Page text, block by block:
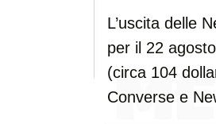
L’uscita delle
per il 22
(circa 104
Converse e